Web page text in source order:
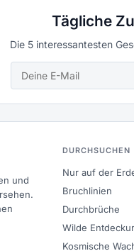
Tägliche
Die 5 interessantesten
und
DURCHSUCHEN
Nur auf der
Bruchlinien
Durchbrüche
Wilde
Kosmische